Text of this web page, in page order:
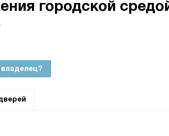
городской